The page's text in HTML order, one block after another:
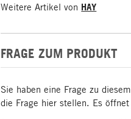
Weitere Artikel von HAY
FRAGE ZUM PRODUKT
Sie haben eine Frage zu
die Frage hier stellen. Es